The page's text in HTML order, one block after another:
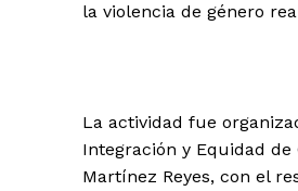
la violencia de género
La actividad fue
Integración y Equidad
Martínez Reyes, con el